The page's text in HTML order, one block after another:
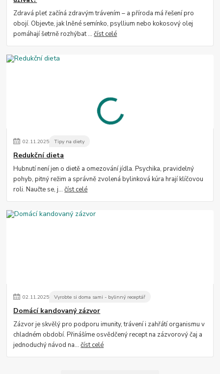
Zdravá pleť začíná zdravým trávením – a příroda má řešení pro
obojí. Objevte, jak lněné semínko, psyllium nebo kokosový olej
pomáhají šetrně rozhýbat ...číst celé
02.11.2025 Tipy na diety
Redukční dieta
Hubnutí není jen o dietě a omezování jídla. Psychika, pravidelný
pohyb, pitný režim a správně zvolená bylinková kúra hrají klíčovou
roli. Naučte se, j...číst celé
02.11.2025 Vyrobte si doma sami - bylinný receptář
Domácí kandovaný zázvor
Zázvor je skvělý pro podporu imunity, trávení i zahřátí organismu v
chladném období. Přinášíme osvědčený recept na zázvorový čaj a
jednoduchý návod na...číst celé